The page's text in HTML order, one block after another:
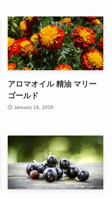
アロマオイル 精油 マリー
ゴールド
January 16, 2026